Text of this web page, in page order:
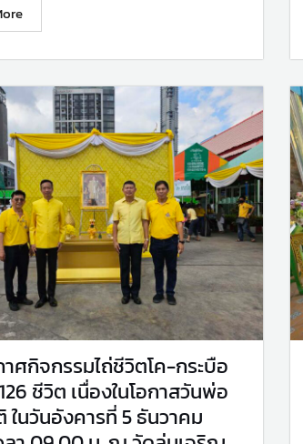
ศกิจกรรมไถ่ชีวิตโค-กระบือ
ชีวิต เนื่องในโอกาสวันพ่อ
ในวันอังคารที่ 5 ธันวาคม